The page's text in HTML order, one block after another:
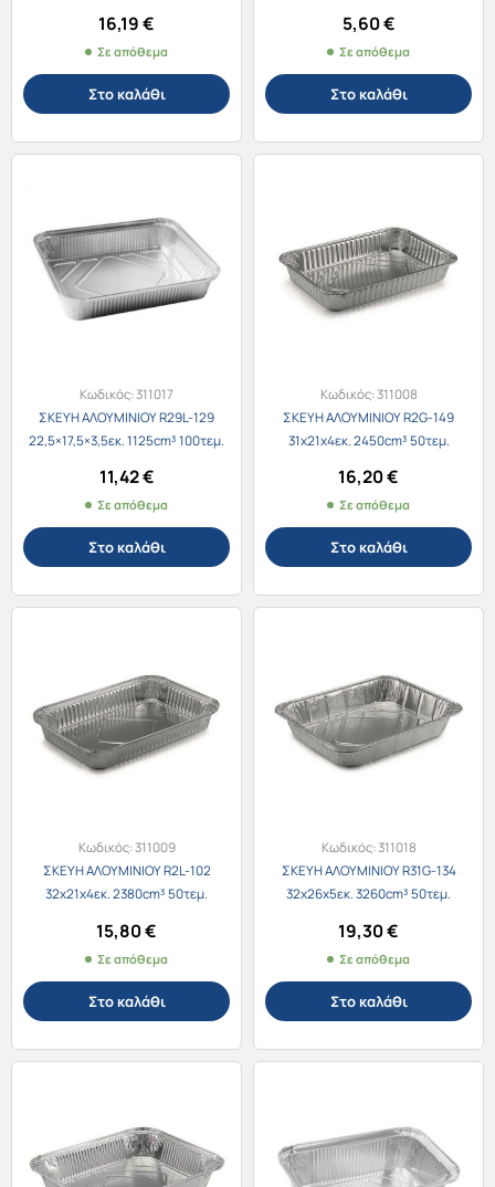
16,19€
Σε απόθεμα
Στο καλάθι
5,60€
Σε απόθεμα
Στο καλάθι
Κωδικός:311017
ΣΚΕΥΗ ΑΛΟΥΜΙΝΙΟΥ R29L-129
22,5×17,5×3,5εκ. 1125cm³ 100τεμ.
11,42€
Σε απόθεμα
Στο καλάθι
Κωδικός:311008
ΣΚΕΥΗ ΑΛΟΥΜΙΝΙΟΥ R2G-149
31x21x4εκ. 2450cm³ 50τεμ.
16,20€
Σε απόθεμα
Στο καλάθι
Κωδικός:311009
ΣΚΕΥΗ ΑΛΟΥΜΙΝΙΟΥ R2L-102
32x21x4εκ. 2380cm³ 50τεμ.
15,80€
Σε απόθεμα
Στο καλάθι
Κωδικός:311018
ΣΚΕΥΗ ΑΛΟΥΜΙΝΙΟΥ R31G-134
32x26x5εκ. 3260cm³ 50τεμ.
19,30€
Σε απόθεμα
Στο καλάθι